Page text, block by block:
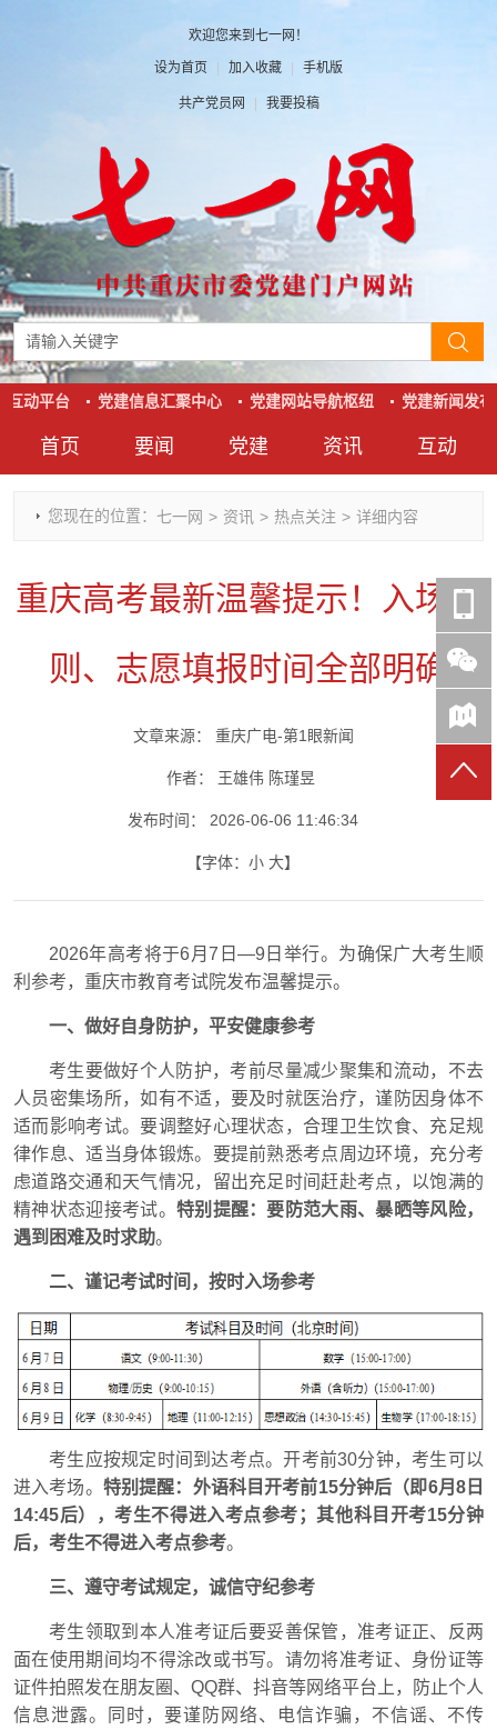
欢迎您来到七一网！
设为首页 | 加入收藏 | 手机版
共产党员网 | 我要投稿
首页 要闻
时政要闻
干部任免
七一视角
党建
党建动态
人才工作
作风建设
资讯
热点关注
党刊好文
党史参阅
互动
红岩评论
七一文学
七一号
动平台 党建信息汇聚中心 党建网站导航枢纽 党建新闻发布
您现在的位置： 七一网 > 资讯 > 热点关注 > 详细内容
重庆高考最新温馨提示！入场规
则、志愿填报时间全部明确
文章来源： 重庆广电-第1眼新闻
作者： 王雄伟 陈瑾昱
发布时间： 2026-06-06 11:46:34
【字体： 小 大】
2026年高考将于6月7日—9日举行。为确保广大考生顺
利参考，重庆市教育考试院发布温馨提示。
一、做好自身防护，平安健康参考
考生要做好个人防护，考前尽量减少聚集和流动，不去
人员密集场所，如有不适，要及时就医治疗，谨防因身体不
适而影响考试。要调整好心理状态，合理卫生饮食、充足规
律作息、适当身体锻炼。要提前熟悉考点周边环境，充分考
虑道路交通和天气情况，留出充足时间赶赴考点，以饱满的
精神状态迎接考试。 特别提醒：要防范大雨、暴晒等风险，
遇到困难及时求助。
二、谨记考试时间，按时入场参考
考生应按规定时间到达考点。开考前30分钟，考生可以
进入考场。 特别提醒：外语科目开考前15分钟后（即6月8日
14:45后），考生不得进入考点参考；其他科目开考15分钟
后，考生不得进入考点参考。
三、遵守考试规定，诚信守纪参考
考生领取到本人准考证后要妥善保管，准考证正、反两
面在使用期间均不得涂改或书写。请勿将准考证、身份证等
证件拍照发在朋友圈、QQ群、抖音等网络平台上，防止个人
信息泄露。同时，要谨防网络、电信诈骗，不信谣、不传